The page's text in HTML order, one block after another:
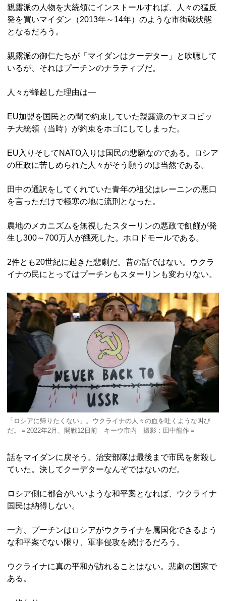
親露派の人物を大統領にインストールすれば、人々の猛反
発を買いマイダン（2013年～14年）のような市街戦状態
となるだろう。
親露派の御仁たちが「マイダンはクーデター」と吹聴して
いるが、それはプーチンのナラティブだ。
人々が蜂起した理由は―
EU加盟を国民との間で約束していた親露派のヤヌコビッ
チ大統領（当時）が約束をホゴにしてしまった。
EU入りそしてNATO入りは国民の悲願なのである。ロシア
の圧政に苦しめられた人々がそう願うのは当然である。
田中の通訳をしてくれていた青年の祖父はレーニンの悪口
を言っただけで極寒の地に流刑となった。
農地のメカニズムを無視したスターリンの悪政で飢饉が発
生し300～700万人が餓死した。ホロドモールである。
2件とも20世紀に起きた悲劇だ。昔の話ではない。ウクラ
イナの民にとってはプーチンもスターリンも変わりない。
「ロシアに帰りたくない」。ウクライナの人々の血を吐くような叫び
だ。＝2022年2月、開戦12日前 キーウ市内 撮影：田中龍作＝
話をマイダンに戻そう。治安部隊は最後まで市民を射殺し
ていた。決してクーデターなんぞではないのだ。
ロシア側に都合がいいような和平案となれば、ウクライナ
国民は納得しない。
一方、プーチンはロシアがウクライナを属国化できるよう
な和平案でない限り、軍事侵攻を続けるだろう。
ウクライナに真の平和が訪れることはない。悲劇の国家で
ある。